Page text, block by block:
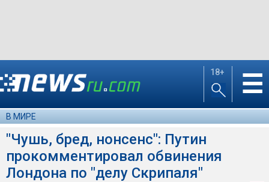
18+ ☰
В МИРЕ
"Чушь, бред, нонсенс": Путин
прокомментировал обвинения
Лондона по "делу Скрипаля"